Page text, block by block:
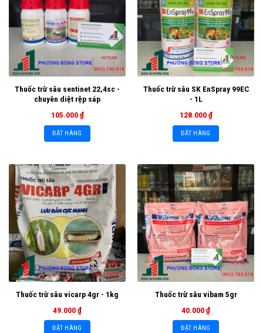
Thuốc trừ sâu sentinet 22,4sc -
chuyên diệt rệp sáp
105.000₫
ĐẶT HÀNG
Thuốc trừ sâu SK EnSpray 99EC
- 1L
128.000₫
ĐẶT HÀNG
Thuốc trừ sâu vicarp 4gr - 1kg
49.000₫
ĐẶT HÀNG
Thuốc trừ sâu vibam 5gr
40.000₫
ĐẶT HÀNG